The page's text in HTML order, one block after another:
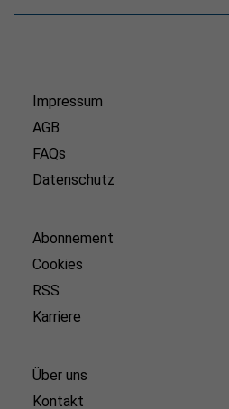
Impressum
AGB
FAQs
Datenschutz
Abonnement
Cookies
RSS
Karriere
Über uns
Kontakt